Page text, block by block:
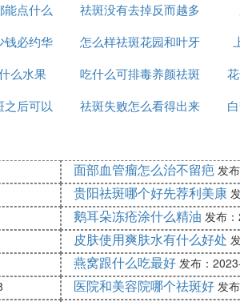
么回事
能点什么
祛斑没有去掉反而越多
怎么办
钱必约华
怎么样祛斑花园和叶牙
么水果 吃什么可排毒养颜祛斑
之后可以
祛斑失败怎么看得出来
面部血管瘤怎么治不留疤 发
贵阳祛斑哪个好先荐利美康
鹅耳朵冻疮涂什么精油 发布
皮肤使用爽肤水有什么好处
燕窝跟什么吃最好 发布：
医院和美容院哪个祛斑好 发